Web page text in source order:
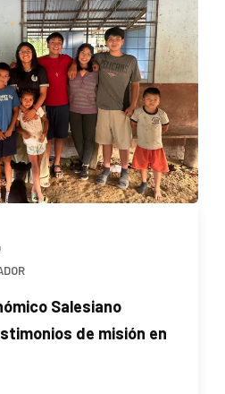
Salesiano
de misión en